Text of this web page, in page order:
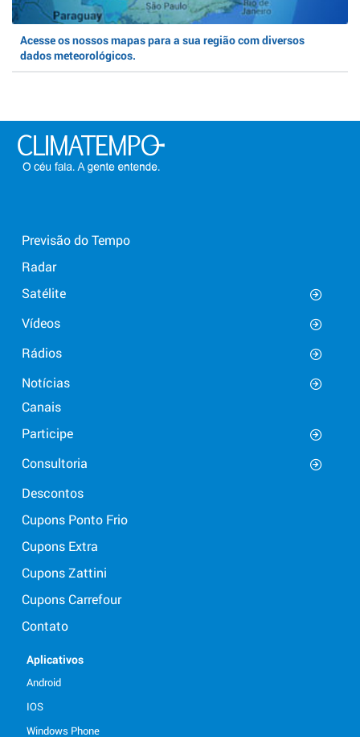
Acesse os nossos mapas para a sua região com diversos
dados meteorológicos.
Previsão do Tempo
Radar
Satélite
Vídeos
Rádios
Notícias
Canais
Participe
Consultoria
Descontos
Cupons Ponto Frio
Cupons Extra
Cupons Zattini
Cupons Carrefour
Contato
Aplicativos
Android
IOS
Windows Phone